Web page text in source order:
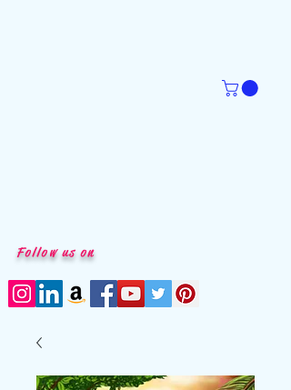
Follow us on